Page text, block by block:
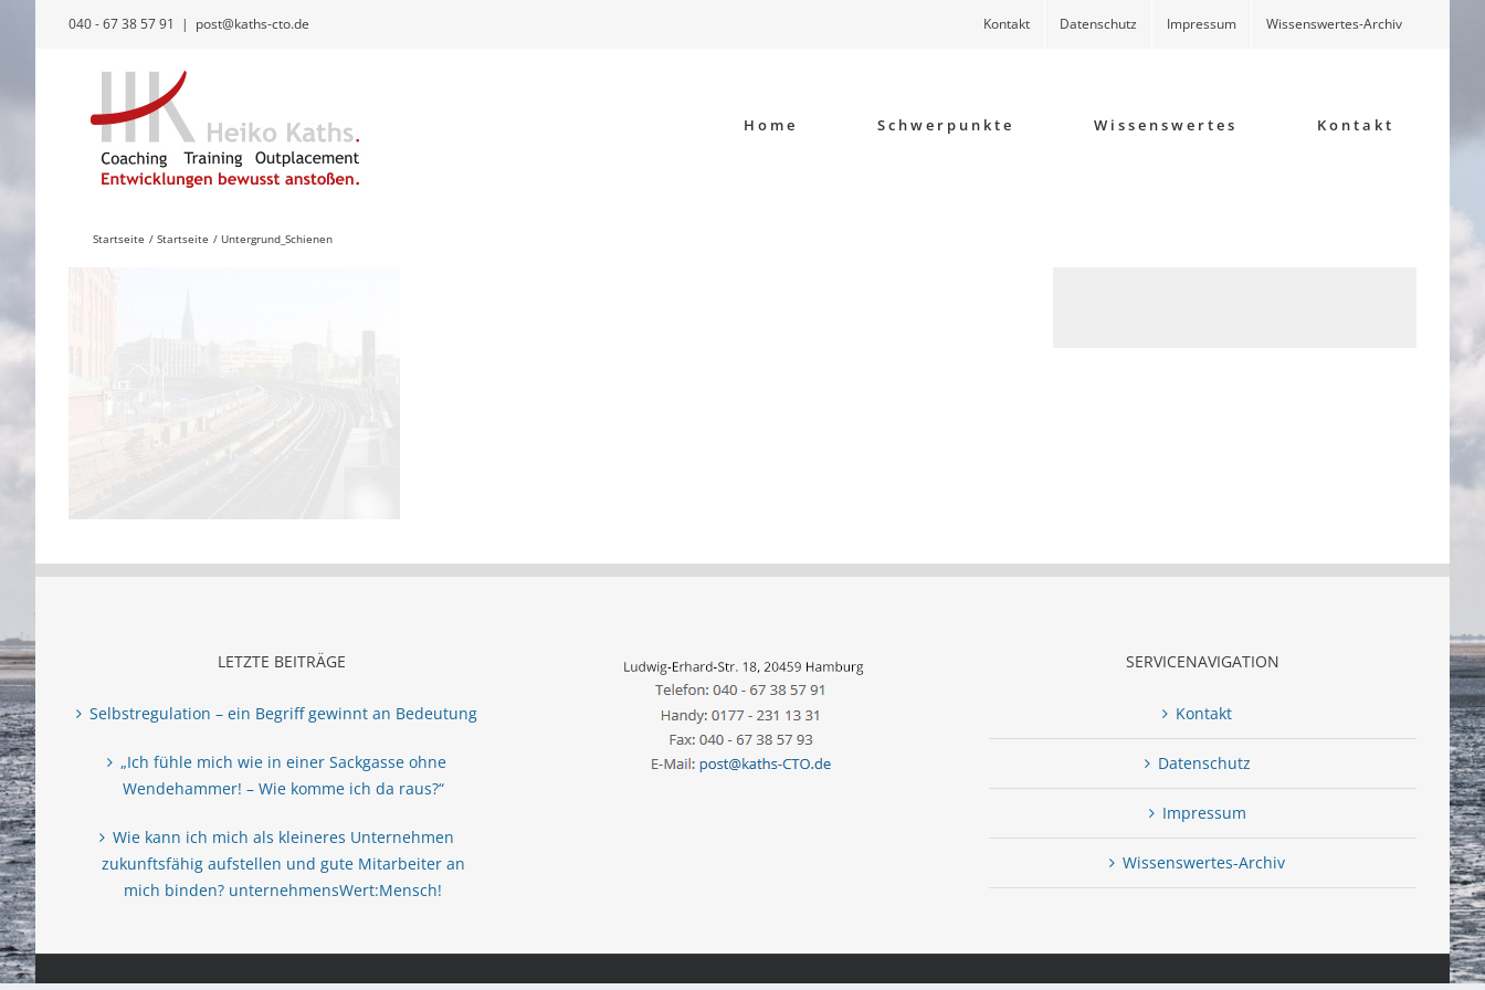
040 - 67 38 57 91 | post@kaths-cto.de Kontakt Datenschutz Impressum Wissenswertes-Archiv
Home Schwerpunkte Wissenswertes Kontakt
Startseite Startseite Untergrund_Schienen
LETZTE BEITRÄGE
Selbstregulation – ein Begriff gewinnt an Bedeutung
„Ich fühle mich wie in einer Sackgasse ohne
Wendehammer! – Wie komme ich da raus?“
Wie kann ich mich als kleineres Unternehmen
zukunftsfähig aufstellen und gute Mitarbeiter an
mich binden? unternehmensWert:Mensch!
SERVICENAVIGATION
Kontakt
Datenschutz
Impressum
Wissenswertes-Archiv